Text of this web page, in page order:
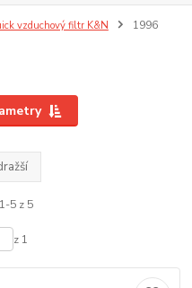
vzduchový filtr K&N 1996
5 z 5
z 1